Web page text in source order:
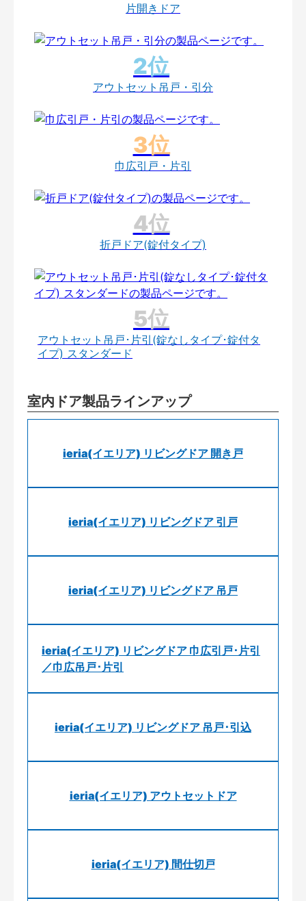
片開きドア
アウトセット吊戸・引分
巾広引戸・片引
折戸ドア(錠付タイプ)
アウトセット吊戸･片引(錠なしタイプ･錠付タ
イプ) スタンダード
室内ドア製品ラインアップ
ieria(イエリア) リビングドア 開き戸
ieria(イエリア) リビングドア 引戸
ieria(イエリア) リビングドア 吊戸
ieria(イエリア) リビングドア 巾広引戸･片引
／巾広吊戸･片引
ieria(イエリア) リビングドア 吊戸･引込
ieria(イエリア) アウトセットドア
ieria(イエリア) 間仕切戸